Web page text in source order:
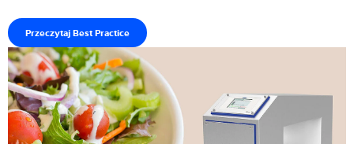
Przeczytaj Best Practice